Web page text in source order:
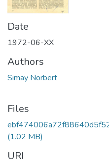
Date
1972-06-XX
Authors
Simay Norbert
Files
(1.02 MB)
URI